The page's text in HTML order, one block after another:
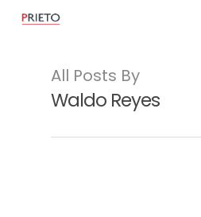
All Posts By
Waldo Reyes